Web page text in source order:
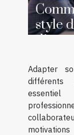
style
Adapter
différents